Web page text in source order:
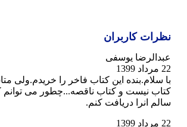
نظرات کاربران
عبدالرضا یوسفی
کتاب نیست و کتاب ناقصه...چطور می توانم
سالم انرا دریافت کنم.